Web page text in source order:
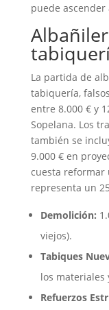
puede ascender
La partida de
tabiquería,
entre 8.000 € y
Sopelana. Los
también se
9.000 € en
cuesta reformar
representa un
Demolición:
viejos).
Tabiques
los materiales
Refuerzos